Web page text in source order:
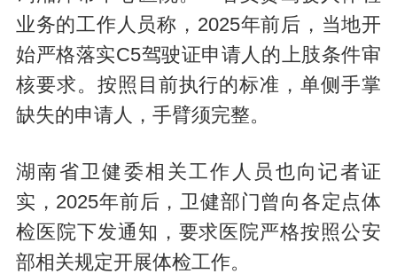
业务的工作人员称，2025年前后，当地开
始严格落实C5驾驶证申请人的上肢条件审
核要求。按照目前执行的标准，单侧手掌
缺失的申请人，手臂须完整。
湖南省卫健委相关工作人员也向记者证
实，2025年前后，卫健部门曾向各定点体
检医院下发通知，要求医院严格按照公安
部相关规定开展体检工作。